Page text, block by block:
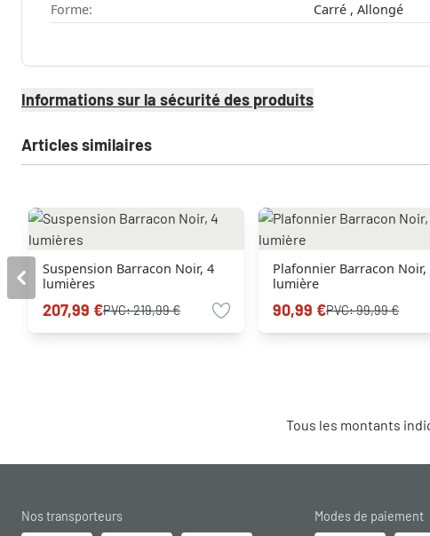
Forme:
Carré , Allongé
Informations sur la sécurité des produits
Articles similaires
Suspension Barracon Noir, 4
lumières
207,99 €PVC:219,99 €
Plafonnier Barracon Noir,
lumière
90,99 €PVC:99,99 €
Tous les montants
Nos transporteurs Modes de paiement